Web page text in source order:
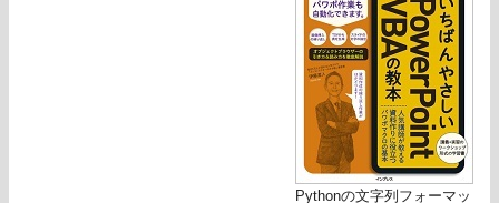
Pythonの文字列フォーマッ